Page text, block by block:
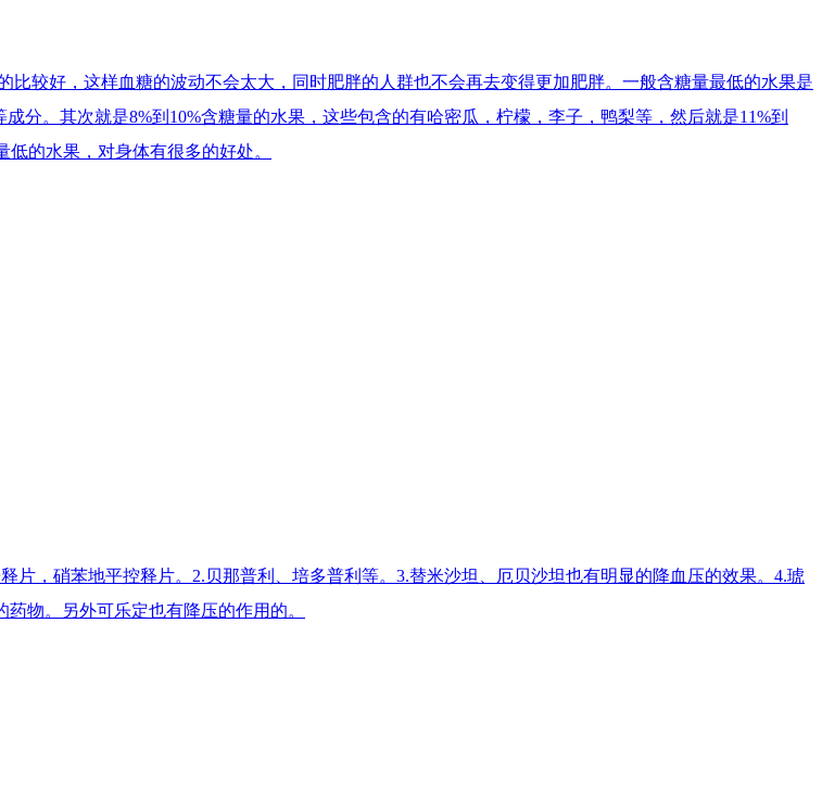
较好，这样血糖的波动不会太大，同时肥胖的人群也不会再去变得更加肥胖。一般含糖量最低的水果是
分。其次就是8%到10%含糖量的水果，这些包含的有哈密瓜，柠檬，李子，鸭梨等，然后就是11%到
的水果，对身体有很多的好处。
片，硝苯地平控释片。2.贝那普利、培多普利等。3.替米沙坦、厄贝沙坦也有明显的降血压的效果。4.琥
物。另外可乐定也有降压的作用的。